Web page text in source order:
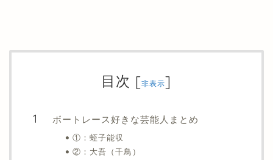
目次 [非表示]
ボートレース好きな芸能人まとめ
①：蛭子能収
②：大吾（千鳥）